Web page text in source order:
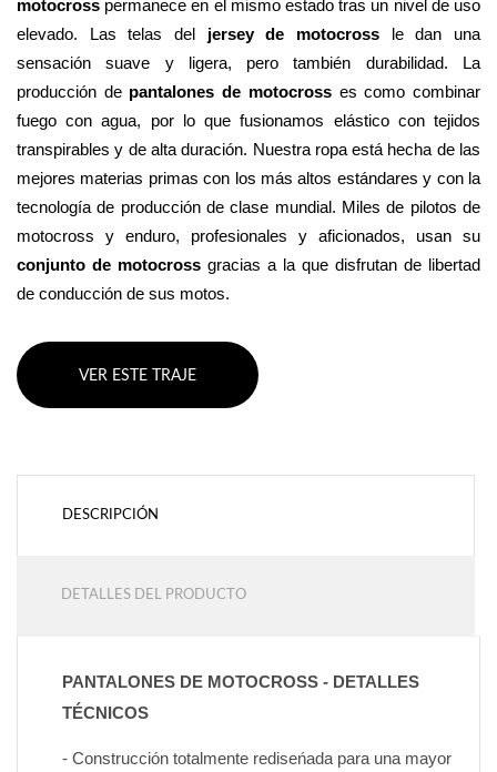
motocross permanece en el mismo estado tras un nivel de uso
elevado. Las telas del jersey de motocross le dan una
sensación suave y ligera, pero también durabilidad. La
producción de pantalones de motocross es como combinar
fuego con agua, por lo que fusionamos elástico con tejidos
transpirables y de alta duración. Nuestra ropa está hecha de las
mejores materias primas con los más altos estándares y con la
tecnología de producción de clase mundial. Miles de pilotos de
conjunto de motocross gracias a la que disfrutan de libertad
de conducción de sus motos.
VER ESTE TRAJE
DESCRIPCIÓN
DETALLES DEL PRODUCTO
PANTALONES DE MOTOCROSS - DETALLES
TÉCNICOS
- Construcción totalmente rediseńada para una mayor